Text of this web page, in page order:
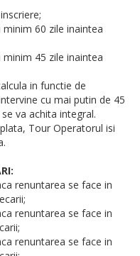
minim 60 zile inaintea
minim 45 zile inaintea
in functie de
cu mai putin de 45
va achita integral.
Tour Operatorul isi
renuntarea se face in
renuntarea se face in
renuntarea se face in